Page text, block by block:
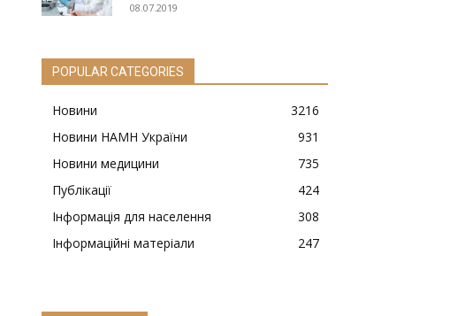
08.07.2019
POPULAR CATEGORIES
Новини
3216
Новини НАМН України
931
Новини медицини
735
Публікації
424
Інформація для населення
308
Інформаційні матеріали
247